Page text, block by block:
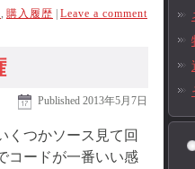
, 購入履歴 Leave a comment
Published 2013年5月7日
くつかソース見て回
コードが一番いい感